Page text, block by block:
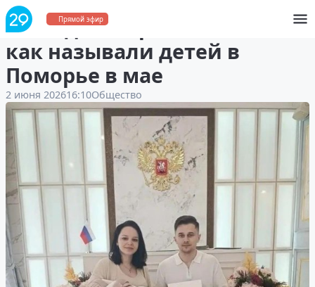
Прямой эфир
Милада, Спартак и Устинья:
как называли детей в
Поморье в мае
2 июня 202616:10Общество